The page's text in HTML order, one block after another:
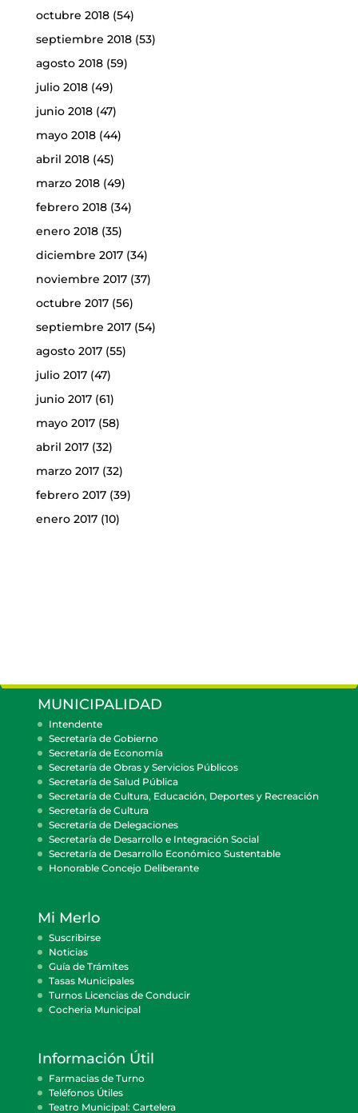
octubre 2018(54)
septiembre 2018(53)
agosto 2018(59)
julio 2018(49)
junio 2018(47)
mayo 2018(44)
abril 2018(45)
marzo 2018(49)
febrero 2018(34)
enero 2018(35)
diciembre 2017(34)
noviembre 2017(37)
octubre 2017(56)
septiembre 2017(54)
agosto 2017(55)
julio 2017(47)
junio 2017(61)
mayo 2017(58)
abril 2017(32)
marzo 2017(32)
febrero 2017(39)
enero 2017(10)
MUNICIPALIDAD
Intendente
Secretaría de Gobierno
Secretaría de Economía
Secretaría de Obras y Servicios Públicos
Secretaría de Salud Pública
Secretaría de Cultura, Educación, Deportes y Recreación
Secretaría de Cultura
Secretaría de Delegaciones
Secretaría de Desarrollo e Integración Social
Secretaría de Desarrollo Económico Sustentable
Honorable Concejo Deliberante
Mi Merlo
Suscribirse
Noticias
Guía de Trámites
Tasas Municipales
Turnos Licencias de Conducir
Cocheria Municipal
Información Útil
Farmacias de Turno
Teléfonos Útiles
Teatro Municipal: Cartelera